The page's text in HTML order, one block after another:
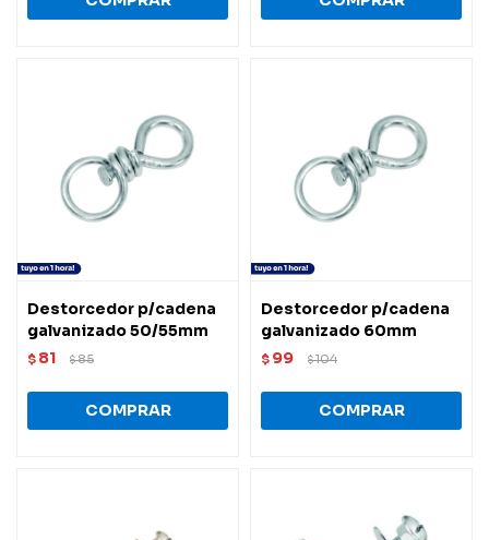
Destorcedor p/cadena
galvanizado 50/55mm
$ 81 $85
Destorcedor p/cadena
galvanizado 60mm
$ 99 $104